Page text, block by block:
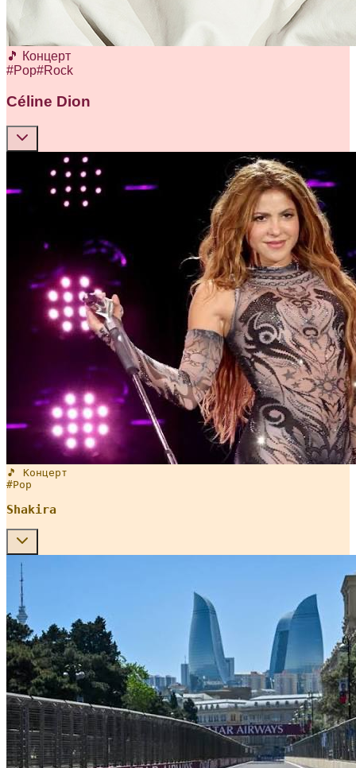
🎵 Концерт
#Pop#Rock
Céline Dion
🎵 Концерт
#Pop
Shakira